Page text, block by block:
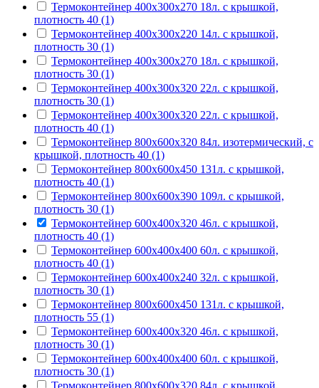
Термоконтейнер 400х300х270 18л. с крышкой,
плотность 40 (1)
Термоконтейнер 400х300х220 14л. с крышкой,
плотность 30 (1)
Термоконтейнер 400х300х270 18л. с крышкой,
плотность 30 (1)
Термоконтейнер 400х300х320 22л. с крышкой,
плотность 30 (1)
Термоконтейнер 400х300х320 22л. с крышкой,
плотность 40 (1)
Термоконтейнер 800х600х320 84л. изотермический, с
крышкой, плотность 40 (1)
Термоконтейнер 800х600х450 131л. с крышкой,
плотность 40 (1)
Термоконтейнер 800х600х390 109л. с крышкой,
плотность 30 (1)
Термоконтейнер 600х400х320 46л. с крышкой,
плотность 40 (1)
Термоконтейнер 600х400х400 60л. с крышкой,
плотность 40 (1)
Термоконтейнер 600х400х240 32л. с крышкой,
плотность 30 (1)
Термоконтейнер 800х600х450 131л. с крышкой,
плотность 55 (1)
Термоконтейнер 600х400х320 46л. с крышкой,
плотность 30 (1)
Термоконтейнер 600х400х400 60л. с крышкой,
плотность 30 (1)